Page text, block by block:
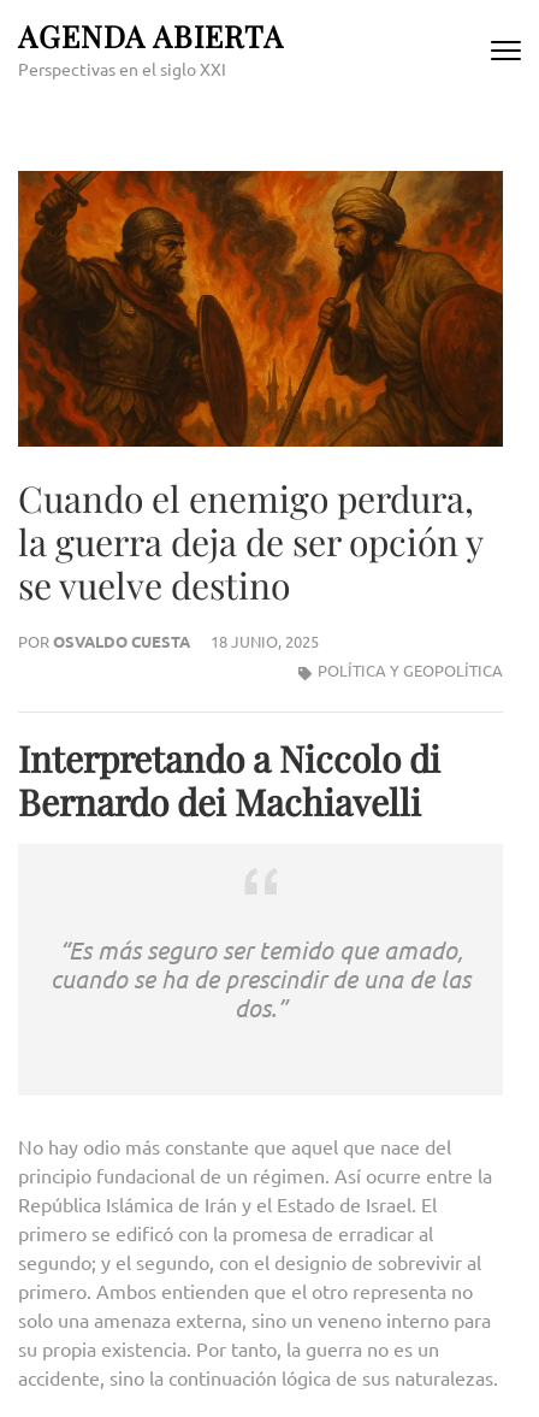
content
AGENDA ABIERTA
Perspectivas en el siglo XXI
Cuando el enemigo perdura,
la guerra deja de ser opción y
se vuelve destino
POROSVALDO CUESTA
18 JUNIO, 2025
POLÍTICA Y GEOPOLÍTICA
Interpretando a Niccolo di
Bernardo dei Machiavelli
“Es más seguro ser temido que amado,
cuando se ha de prescindir de una de las
dos.”
No hay odio más constante que aquel que nace del
principio fundacional de un régimen. Así ocurre entre la
República Islámica de Irán y el Estado de Israel. El
primero se edificó con la promesa de erradicar al
segundo; y el segundo, con el designio de sobrevivir al
primero. Ambos entienden que el otro representa no
solo una amenaza externa, sino un veneno interno para
su propia existencia. Por tanto, la guerra no es un
accidente, sino la continuación lógica de sus naturalezas.